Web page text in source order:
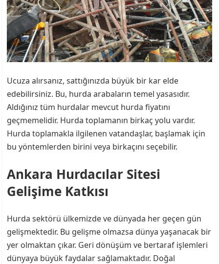
Ucuza alırsanız, sattığınızda büyük bir kar elde
edebilirsiniz. Bu, hurda arabaların temel yasasıdır.
Aldığınız tüm hurdalar mevcut hurda fiyatını
geçmemelidir. Hurda toplamanın birkaç yolu vardır.
Hurda toplamakla ilgilenen vatandaşlar, başlamak için
bu yöntemlerden birini veya birkaçını seçebilir.
Ankara Hurdacılar Sitesi
Gelişime Katkısı
Hurda sektörü ülkemizde ve dünyada her geçen gün
gelişmektedir. Bu gelişme olmazsa dünya yaşanacak bir
yer olmaktan çıkar. Geri dönüşüm ve bertaraf işlemleri
dünyaya büyük faydalar sağlamaktadır. Doğal